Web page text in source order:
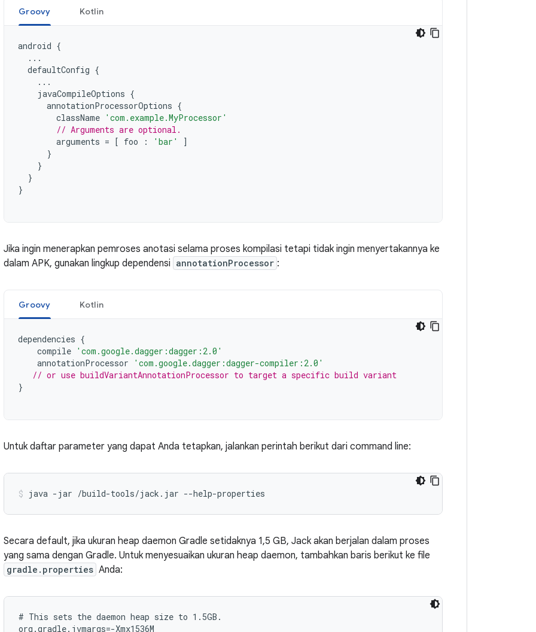
Groovy Kotlin
android {
...
defaultConfig {
...
javaCompileOptions {
annotationProcessorOptions {
className 'com.example.MyProcessor'
// Arguments are optional.
arguments = [ foo : 'bar'
]
}
}
}
}
Jika ingin menerapkan pemroses anotasi selama proses kompilasi tetapi tidak ingin menyertakannya ke
dalam APK, gunakan lingkup dependensi annotationProcessor :
Groovy Kotlin
dependencies {
compile 'com.google.dagger:dagger:2.0'
annotationProcessor
'com.google.dagger:dagger-compiler:2.0'
// or use buildVariantAnnotationProcessor to target a specific build variant
}
Untuk daftar parameter yang dapat Anda tetapkan, jalankan perintah berikut dari command line:
Secara default, jika ukuran heap daemon Gradle setidaknya 1,5 GB, Jack akan berjalan dalam proses
yang sama dengan Gradle. Untuk menyesuaikan ukuran heap daemon, tambahkan baris berikut ke file
gradle.properties Anda:
# This sets the daemon heap size to 1.5GB.